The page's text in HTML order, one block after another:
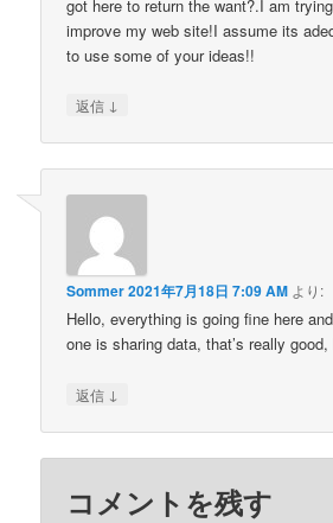
got here to return the want?.I am
improve my web site!I assume its
to use some of your ideas!!
返信 ↓
Sommer2021年7月18日 7:09 AM より:
Hello, everything is going fine here
one is sharing data, that’s really
返信 ↓
コメントを残す